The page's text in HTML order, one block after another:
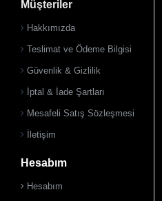
900 TL Üzeri Kargo Ücretsiz
Müşteriler
Hakkımızda
Teslimat ve Ödeme Bilgisi
Güvenlik & Gizlilik
İptal & İade Şartları
Mesafeli Satış Sözleşmesi
İletişim
Hesabım
Hesabım